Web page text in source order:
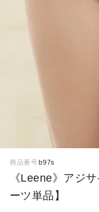
商品番号 b97s
《Leene》アジ
ーツ単品】